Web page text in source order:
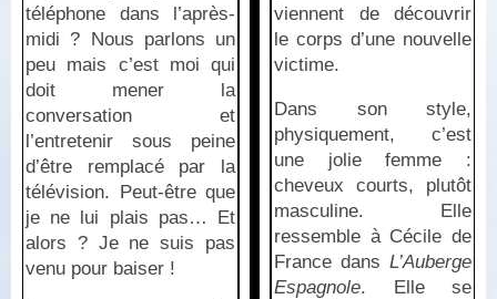
téléphone dans l’après-
midi ? Nous parlons un
peu mais c’est moi qui
doit mener la
conversation et
l’entretenir sous peine
d’être remplacé par la
télévision. Peut-être que
je ne lui plais pas… Et
alors ? Je ne suis pas
venu pour baiser !
viennent de découvrir
le corps d’une nouvelle
victime.
Dans son style,
physiquement, c’est
une jolie femme :
cheveux courts, plutôt
masculine. Elle
ressemble à Cécile de
France dans L’Auberge
Espagnole. Elle se